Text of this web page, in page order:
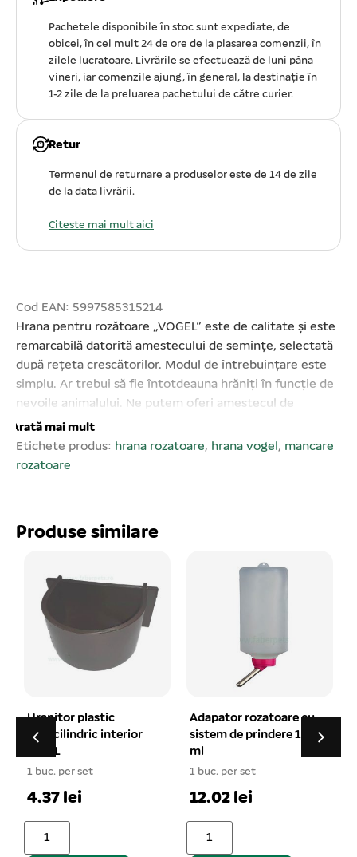
Pachetele disponibile în stoc sunt expediate, de
obicei, în cel mult 24 de ore de la plasarea comenzii, în
zilele lucratoare. Livrările se efectuează de luni pâna
vineri, iar comenzile ajung, în general, la destinație în
1-2 zile de la preluarea pachetului de către curier.
Retur
Termenul de returnare a produselor este de 14 de zile
de la data livrării.
Citeste mai mult aici
Cod EAN: 5997585315214
Hrana pentru rozătoare „VOGEL” este de calitate și este
remarcabilă datorită amestecului de semințe, selectată
după rețeta crescătorilor. Modul de întrebuințare este
simplu. Ar trebui să fie întotdeauna hrăniți în funcție de
nevoile animalului. Ne putem oferi amestecul de
semințe ca fel principal. Alimentarea poate fi
suplimentată cu foi de salată, varză, legume sau fructe.
În caz de necesitate oferiți apă proaspătă. A se păstra la
de in. , etc. Cantitatea netă: 1000 gr.
Arată mai mult
Etichete produs: hrana rozatoare, hrana vogel, mancare
rozatoare
Produse similare
Adapator rozatoare cu
sistem de prindere 125
1 buc. per set
12.02 lei
Hrana pentru Cobai,
Porcusori 1000 gr
1 buc. per set
12.08 lei